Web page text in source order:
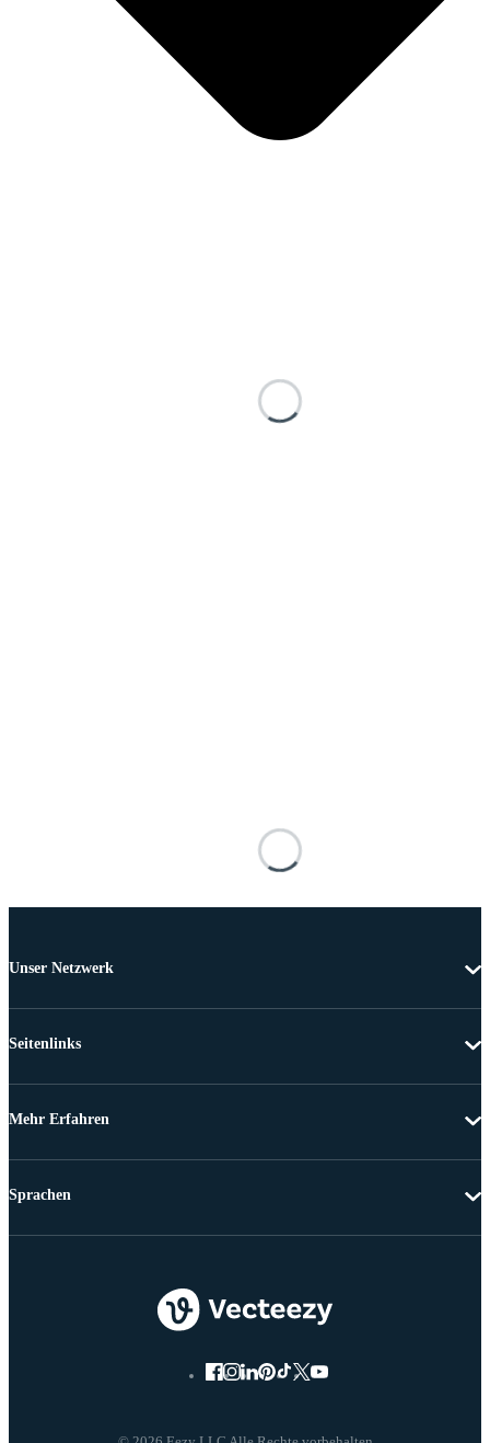
Unser Netzwerk
Seitenlinks
Mehr Erfahren
Sprachen